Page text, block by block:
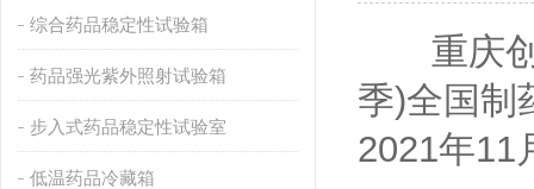
综合药品稳定性试验箱
药品强光紫外照射试验箱
步入式药品稳定性试验室
低温药品冷藏箱
重庆创
季)全国制
2021年11